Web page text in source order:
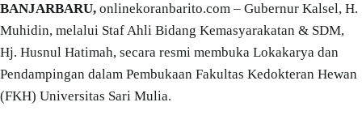
BANJARBARU, onlinekoranbarito.com – Gubernur Kalsel, H.
Muhidin, melalui Staf Ahli Bidang Kemasyarakatan & SDM,
Hj. Husnul Hatimah, secara resmi membuka Lokakarya dan
Pendampingan dalam Pembukaan Fakultas Kedokteran Hewan
(FKH) Universitas Sari Mulia.